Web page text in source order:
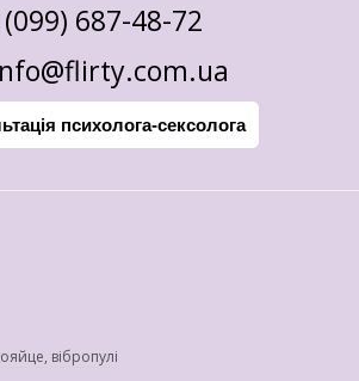
(099) 687-48-72
психолога-сексолога
вібропулі